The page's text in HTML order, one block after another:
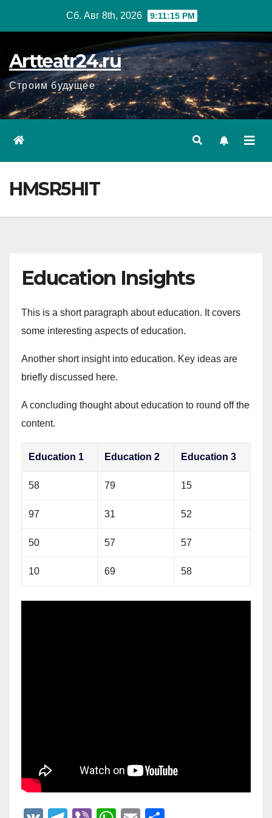
Сб. Авг 8th, 2026 9:11:17 PM
Artteatr24.ru
Строим будущее
HMSR5HIT
Education Insights
This is a short paragraph about education. It covers
some interesting aspects of education.
Another short insight into education. Key ideas are
briefly discussed here.
A concluding thought about education to round off the
content.
Education 1 Education 2 Education 3
58 79 15
97 31 52
50 57 57
10 69 58